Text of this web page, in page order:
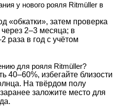
у нового рояля Ritmüller в
«обкатки», затем проверка
2–3 месяца; в
раза в год с учётом
для рояля Ritmüller?
40–60%, избегайте близости
На твёрдом полу
заложите место для